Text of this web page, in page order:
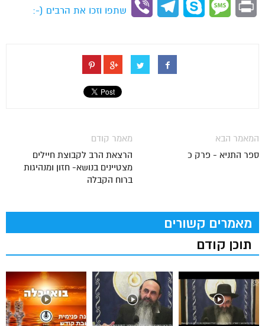
Print
Message
Skype
Telegram
Viber
שתפו וזכו את הרבים (-:
מאמר קודם
הרצאת הרב לקבוצת חיילים
מצטיינים בנושא- חזון ומנהיגות
ברוח הקבלה
המאמר הבא
ספר התניא - פרק כ
מאמרים קשורים
תוכן קודם